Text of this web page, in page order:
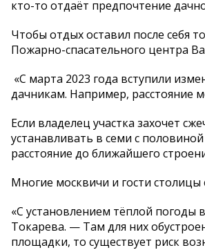
кто-то отдаёт предпочтение
Чтобы отдых оставил после себя
Пожарно-спасательного центра
«С марта 2023 года вступили
дачникам. Например, расстояние
Если владелец участка захочет
устанавливать в семи с
расстояние до ближайшего
Многие москвичи и гости
«С установлением тёплой погоды
Токарева. — Там для них
площадки, то существует риск